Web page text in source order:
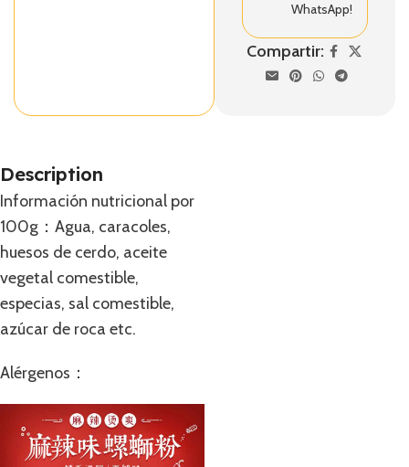
WhatsApp!
Compartir:
Description
Información nutricional por
100g：Agua, caracoles,
huesos de cerdo, aceite
vegetal comestible,
especias, sal comestible,
azúcar de roca etc.
Alérgenos：